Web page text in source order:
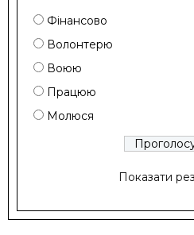
Фінансово
Волонтерю
Воюю
Працюю
Молюся
Показати